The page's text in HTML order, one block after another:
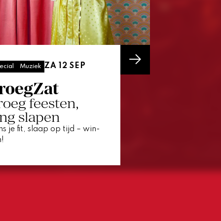
Muziek ZA 12 SEP
feesten,
slapen
je fit, slaap op tijd – win-